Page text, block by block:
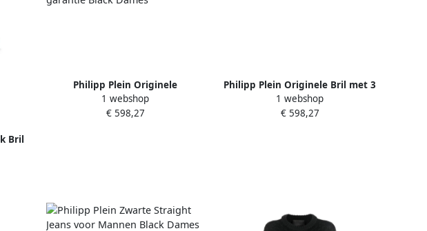
Bril
Philipp Plein Originele
voorschriftbril met 3 jaar
garantie Black Dames
1 webshop
€ 598,27
Philipp Plein Originele Bril met 3
Jaar Garantie Black Dames
1 webshop
€ 598,27